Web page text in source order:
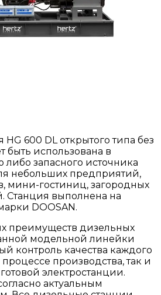
600 DL открытого типа без
быть использована в
либо запасного источника
небольших предприятий,
мини-гостиниц, загородных
Станция выполнена на
DOOSAN.
преимуществ дизельных
модельной линейки
контроль качества каждого
производства, так и
электростанции.
актуальным